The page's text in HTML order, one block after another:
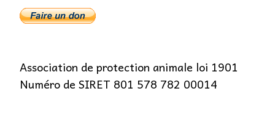
Association de protection animale loi 1901
Numéro de SIRET 801 578 782 00014